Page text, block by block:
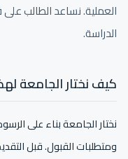
العملية. نساعد الطالب
الدراسة.
كيف نختار الجامعة
نختار الجامعة بناء على
ومتطلبات القبول. قبل